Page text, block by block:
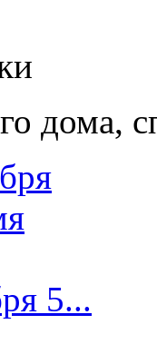
дома,
5...